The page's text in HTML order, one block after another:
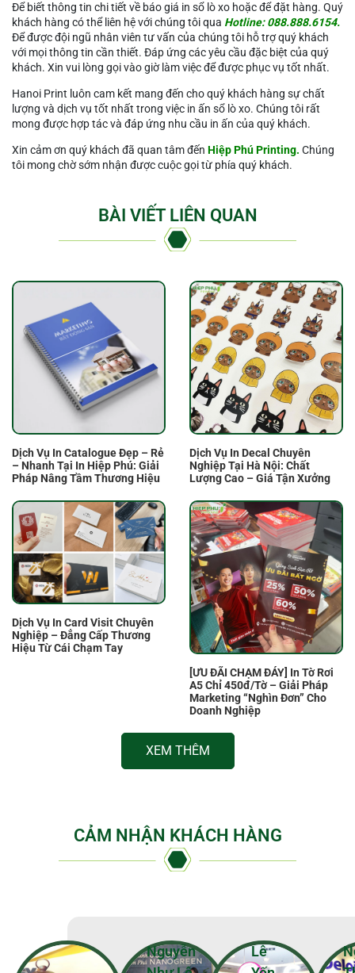
Để biết thông tin chi tiết về báo giá in sổ lò xo hoặc để đặt hàng. Quý
khách hàng có thể liên hệ với chúng tôi qua Hotline: 088.888.6154.
Để được đội ngũ nhân viên tư vấn của chúng tôi hỗ trợ quý khách
với mọi thông tin cần thiết. Đáp ứng các yêu cầu đặc biệt của quý
khách. Xin vui lòng gọi vào giờ làm việc để được phục vụ tốt nhất.
Hanoi Print luôn cam kết mang đến cho quý khách hàng sự chất
lượng và dịch vụ tốt nhất trong việc in ấn sổ lò xo. Chúng tôi rất
mong được hợp tác và đáp ứng nhu cầu in ấn của quý khách.
Xin cảm ơn quý khách đã quan tâm đến Hiệp Phú Printing. Chúng
tôi mong chờ sớm nhận được cuộc gọi từ phía quý khách.
BÀI VIẾT LIÊN QUAN
Dịch Vụ In Catalogue Đẹp – Rẻ
– Nhanh Tại In Hiệp Phú: Giải
Pháp Nâng Tầm Thương Hiệu
Dịch Vụ In Decal Chuyên
Nghiệp Tại Hà Nội: Chất
Lượng Cao – Giá Tận Xưởng
Dịch Vụ In Card Visit Chuyên
Nghiệp – Đẳng Cấp Thương
Hiệu Từ Cái Chạm Tay
[ƯU ĐÃI CHẠM ĐÁY] In Tờ Rơi
A5 Chỉ 450đ/Tờ – Giải Pháp
Marketing “Nghìn Đơn” Cho
Doanh Nghiệp
XEM THÊM
CẢM NHẬN KHÁCH HÀNG
Nguyễn
Lê